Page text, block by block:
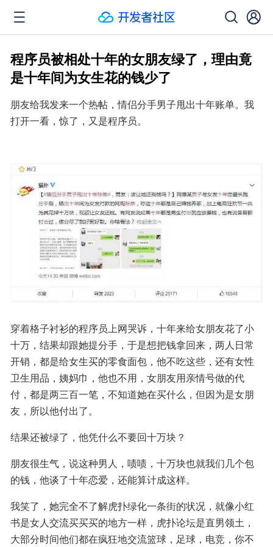
程序员被相处十年的女朋友绿了，理由竟
是十年间为女生花的钱少了
朋友给我发来一个热帖，情侣分手男子甩出十年账单。我
打开一看，惊了，又是程序员。
穿着格子衬衫的程序员上网哭诉，十年来给女朋友花了小
十万，结果却跟她提分手，于是想把钱拿回来，两人日常
开销，都是给女生买的零食面包，他不吃这些，还有女性
卫生用品，姨妈巾，他也不用，女朋友用亲情号做的代
付，都是两三百一笔，不知道她在买什么，但因为是女朋
友，所以他付出了。
结果还被绿了，他凭什么不要回十万块？
朋友很生气，说这种男人，啧啧，十万块也就我们几个包
的钱，他谈了十年恋爱，还能算计成这样。
我笑了，她完全不了解虎扑绿化一条街的状况，就像小红
书是女人交流买买买的地方一样，虎扑论坛是直男领土，
大部分时间他们都在疯狂地交流篮球，足球，电竞，你不